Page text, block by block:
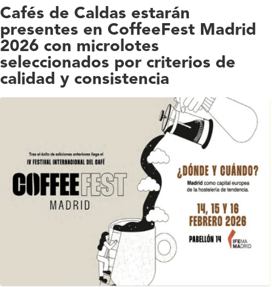
Cafés de Caldas estarán
presentes en CoffeeFest Madrid
2026 con microlotes
seleccionados por criterios de
calidad y consistencia